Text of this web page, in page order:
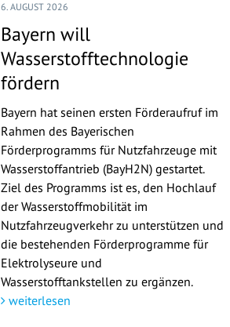
6. AUGUST 2026
Bayern will
Wasserstofftechnologie
fördern
Bayern hat seinen ersten Förderaufruf im
Rahmen des Bayerischen
Förderprogramms für Nutzfahrzeuge mit
Wasserstoffantrieb (BayH2N) gestartet.
Ziel des Programms ist es, den Hochlauf
der Wasserstoffmobilität im
Nutzfahrzeugverkehr zu unterstützen und
die bestehenden Förderprogramme für
Elektrolyseure und
Wasserstofftankstellen zu ergänzen.
weiterlesen